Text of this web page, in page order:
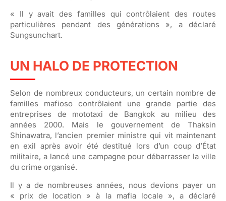
« Il y avait des familles qui contrôlaient des routes
particulières pendant des générations », a déclaré
Sungsunchart.
UN HALO DE PROTECTION
Selon de nombreux conducteurs, un certain nombre de
familles mafioso contrôlaient une grande partie des
entreprises de mototaxi de Bangkok au milieu des
années 2000. Mais le gouvernement de Thaksin
Shinawatra, l’ancien premier ministre qui vit maintenant
en exil après avoir été destitué lors d’un coup d’État
militaire, a lancé une campagne pour débarrasser la ville
du crime organisé.
Il y a de nombreuses années, nous devions payer un
« prix de location » à la mafia locale », a déclaré